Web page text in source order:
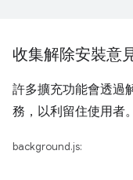
收集解除安裝意
許多擴充功能會透過
務，以利留住使用者
background.js: